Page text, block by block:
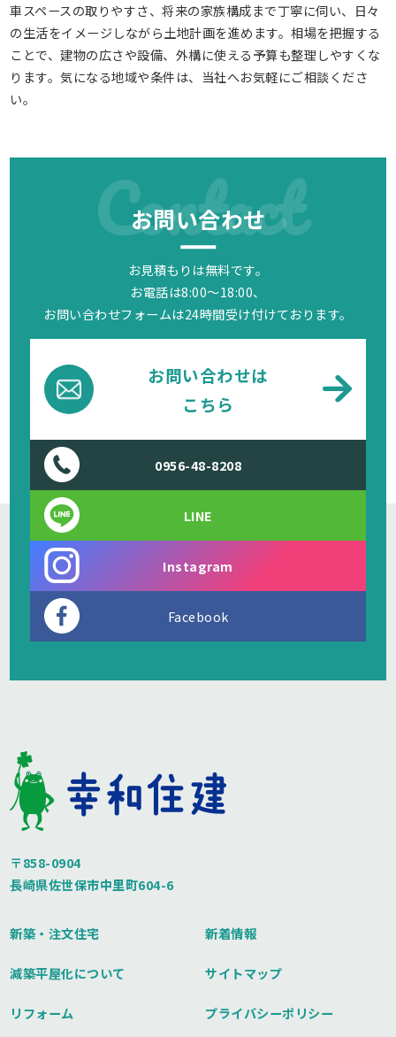
車スペースの取りやすさ、将来の家族構成まで丁寧に伺い、日々
の生活をイメージしながら土地計画を進めます。相場を把握する
ことで、建物の広さや設備、外構に使える予算も整理しやすくな
ります。気になる地域や条件は、当社へお気軽にご相談くださ
い。
Contact
お問い合わせ
お見積もりは無料です。
お電話は8:00～18:00、
お問い合わせフォームは24時間受け付けております。
お問い合わせは
こちら
0956-48-8208
LINE
Instagram
Facebook
〒858-0904
長崎県佐世保市中里町604-6
新築・注文住宅
減築平屋化について
リフォーム
新着情報
サイトマップ
プライバシーポリシー